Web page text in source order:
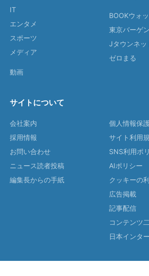
IT
エンタメ
スポーツ
メディア
動画
BOOKウォ
東京バーゲ
Jタウンネッ
ゼロまる
サイトについて
会社案内
採用情報
お問い合わせ
ニュース読者投稿
編集長からの手紙
個人情報保
サイト利用
SNS利用ポ
AIポリシー
クッキーの
広告掲載
記事配信
コンテンツ
日本インタ